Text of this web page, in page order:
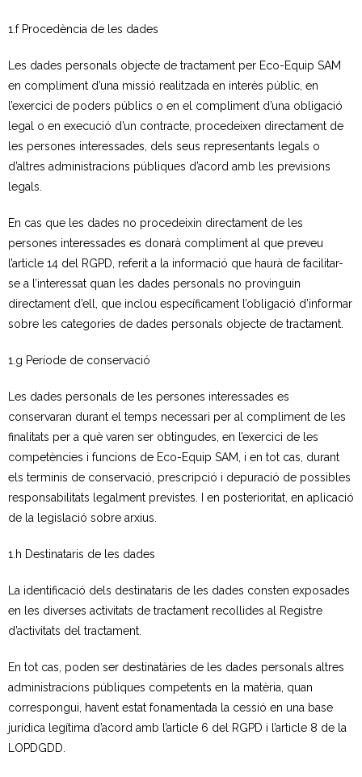
1.f Procedència de les dades
Les dades personals objecte de tractament per Eco-Equip SAM
en compliment d’una missió realitzada en interès públic, en
l’exercici de poders públics o en el compliment d’una obligació
legal o en execució d’un contracte, procedeixen directament de
les persones interessades, dels seus representants legals o
d’altres administracions públiques d’acord amb les previsions
legals.
En cas que les dades no procedeixin directament de les
persones interessades es donarà compliment al que preveu
l’article 14 del RGPD, referit a la informació que haurà de facilitar-
se a l’interessat quan les dades personals no provinguin
directament d’ell, que inclou específicament l’obligació d’informar
sobre les categories de dades personals objecte de tractament.
1.g Període de conservació
Les dades personals de les persones interessades es
conservaran durant el temps necessari per al compliment de les
finalitats per a què varen ser obtingudes, en l’exercici de les
competències i funcions de Eco-Equip SAM, i en tot cas, durant
els terminis de conservació, prescripció i depuració de possibles
responsabilitats legalment previstes. I en posterioritat, en aplicació
de la legislació sobre arxius.
1.h Destinataris de les dades
La identificació dels destinataris de les dades consten exposades
en les diverses activitats de tractament recollides al Registre
d’activitats del tractament.
En tot cas, poden ser destinatàries de les dades personals altres
administracions públiques competents en la matèria, quan
correspongui, havent estat fonamentada la cessió en una base
jurídica legítima d’acord amb l’article 6 del RGPD i l’article 8 de la
LOPDGDD.